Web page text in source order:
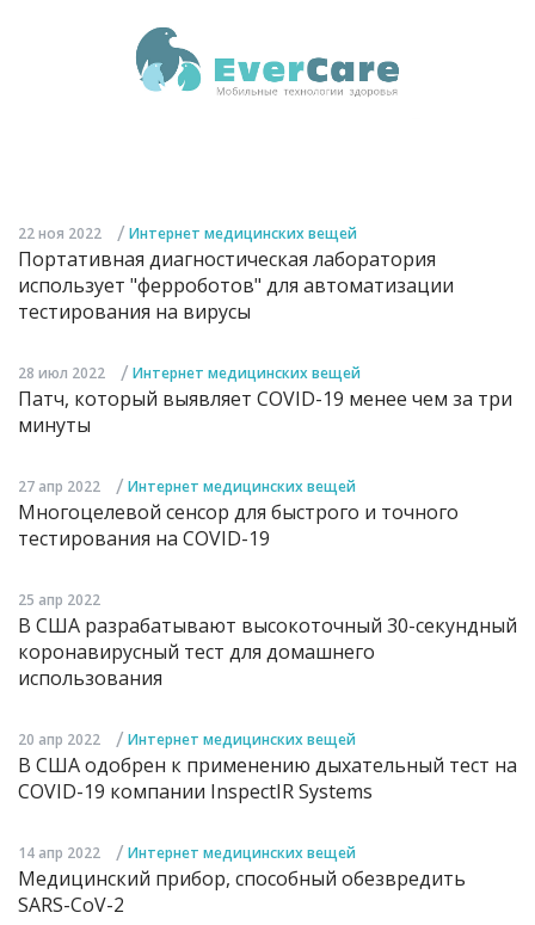
22 ноя 2022 / Интернет медицинских вещей
Портативная диагностическая лаборатория
использует "ферроботов" для автоматизации
тестирования на вирусы
28 июл 2022 / Интернет медицинских вещей
Патч, который выявляет COVID-19 менее чем за три
минуты
27 апр 2022 / Интернет медицинских вещей
Многоцелевой сенсор для быстрого и точного
тестирования на COVID-19
25 апр 2022
В США разрабатывают высокоточный 30-секундный
коронавирусный тест для домашнего
использования
20 апр 2022 / Интернет медицинских вещей
В США одобрен к применению дыхательный тест на
COVID-19 компании InspectIR Systems
14 апр 2022 / Интернет медицинских вещей
Медицинский прибор, способный обезвредить
SARS-CoV-2